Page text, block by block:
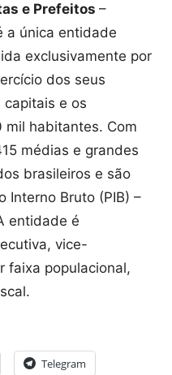
e Prefeitos –
a única entidade
exclusivamente por
dos seus
capitais e os
mil habitantes. Com
médias e grandes
brasileiros e são
Interno Bruto (PIB) –
entidade é
vice-
faixa populacional,
Telegram